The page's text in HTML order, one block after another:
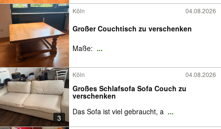
Köln 04.08.2026
Großer Couchtisch zu verschenken
Maße: ...
3
Köln 04.08.2026
Großes Schlafsofa Sofa Couch zu
verschenken
Das Sofa ist viel gebraucht, a ...